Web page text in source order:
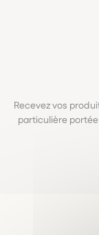
Recevez vos
particulière